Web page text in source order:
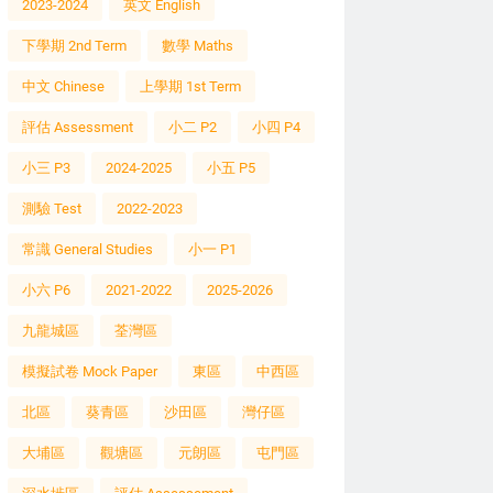
2023-2024 英文 English
下學期 2nd Term 數學 Maths
中文 Chinese 上學期 1st Term
評估 Assessment 小二 P2 小四 P4
小三 P3 2024-2025 小五 P5
測驗 Test 2022-2023
常識 General Studies 小一 P1
小六 P6 2021-2022 2025-2026
九龍城區 荃灣區
模擬試卷 Mock Paper 東區 中西區
北區 葵青區 沙田區 灣仔區
大埔區 觀塘區 元朗區 屯門區